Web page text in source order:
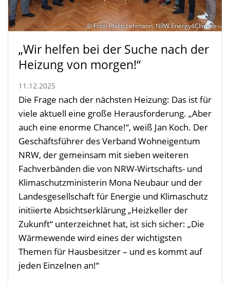
© Foto: Philip Lehmann, NRW.Energy4Climate
„Wir helfen bei der Suche nach der
Heizung von morgen!“
11.12.2025
Die Frage nach der nächsten Heizung: Das ist für
viele aktuell eine große Herausforderung. „Aber
auch eine enorme Chance!“, weiß Jan Koch. Der
Geschäftsführer des Verband Wohneigentum
NRW, der gemeinsam mit sieben weiteren
Fachverbänden die von NRW-Wirtschafts- und
Klimaschutzministerin Mona Neubaur und der
Landesgesellschaft für Energie und Klimaschutz
initiierte Absichtserklärung „Heizkeller der
Zukunft“ unterzeichnet hat, ist sich sicher: „Die
Wärmewende wird eines der wichtigsten
Themen für Hausbesitzer – und es kommt auf
jeden Einzelnen an!“